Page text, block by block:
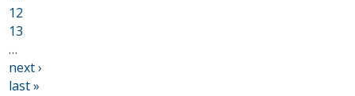
12
13
…
next ›
last »